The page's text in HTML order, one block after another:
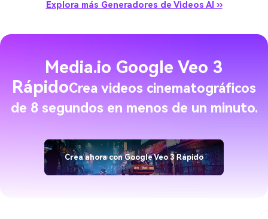
Explora más Generadores de Videos AI ››
Media.io Google Veo 3
RápidoCrea videos cinematográficos
de 8 segundos en menos de un minuto.
Crea ahora con Google Veo 3 Rápido